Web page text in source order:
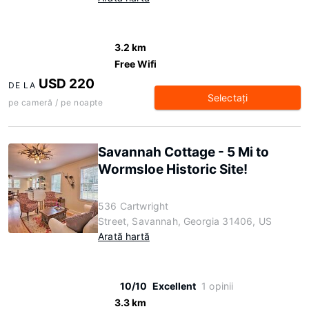
3.2 km
Free Wifi
DE LA USD 220
pe cameră / pe noapte Selectaţi
Savannah Cottage - 5 Mi to
Wormsloe Historic Site!
536 Cartwright
Street, Savannah, Georgia 31406, US
Arată hartă
10/10 Excellent 1 opinii
3.3 km